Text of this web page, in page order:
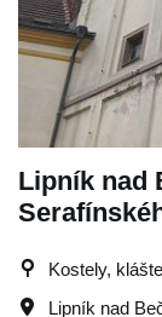
Lipník nad
Kostely,
Lipník nad